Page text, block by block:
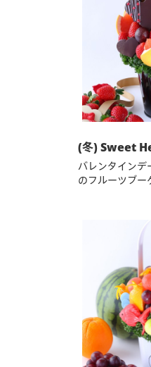
(冬) Sweet
バレンタインデ
のフルーツブー